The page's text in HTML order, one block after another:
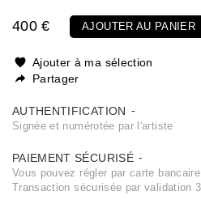
400 € AJOUTER AU PANIER
Ajouter à ma sélection
Partager
AUTHENTIFICATION
Signée et numérotée par l'artiste
PAIEMENT SÉCURISÉ
Vous pouvez régler par carte
Transaction sécurisée par validation